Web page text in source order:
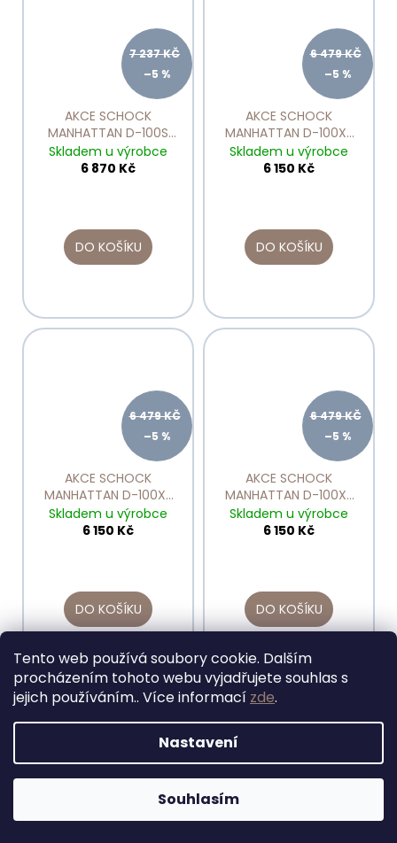
Tento web používá soubory cookie. Dalším
procházením tohoto webu vyjadřujete souhlas s
jejich používáním.. Více informací zde.
Nastavení
Souhlasím
7 237 KČ
–5 %
AKCE SCHOCK
MANHATTAN D-100S
Onyx
Skladem u výrobce
6 870 Kč
DO KOŠÍKU
6 479 KČ
–5 %
AKCE SCHOCK
MANHATTAN D-100XS
Asphalt
Skladem u výrobce
6 150 Kč
DO KOŠÍKU
6 479 KČ
–5 %
AKCE SCHOCK
MANHATTAN D-100XS
Croma
Skladem u výrobce
6 150 Kč
DO KOŠÍKU
6 479 KČ
–5 %
AKCE SCHOCK
MANHATTAN D-100XS
Nero
Skladem u výrobce
6 150 Kč
DO KOŠÍKU
6 479 KČ
–5 %
10 153 KČ